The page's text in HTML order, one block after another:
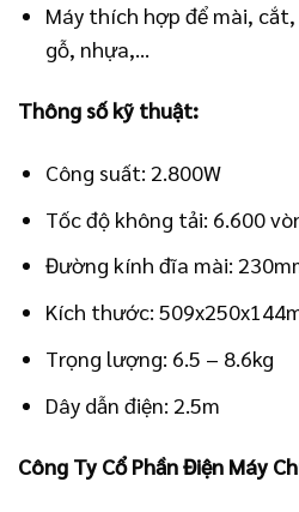
Máy thích hợp để mài,
gỗ, nhựa,…
Thông số kỹ thuật:
Công suất: 2.800W
Tốc độ không tải: 6.600
Đường kính đĩa mài:
Kích thước:
Trọng lượng: 6.5 – 8.6kg
Dây dẫn điện: 2.5m
Công Ty Cổ Phần Điện Máy